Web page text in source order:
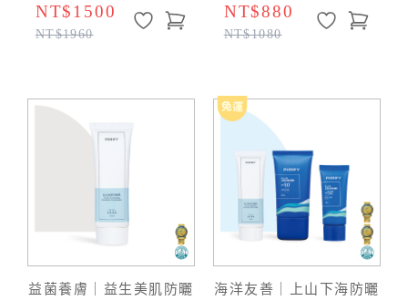
NT$1500
NT$1960
NT$880
NT$1080
益菌養膚｜益生美肌防曬
海洋友善｜上山下海防曬